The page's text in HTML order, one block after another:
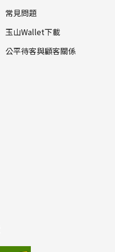
常見問題
玉山Wallet下載
公平待客與顧客關係